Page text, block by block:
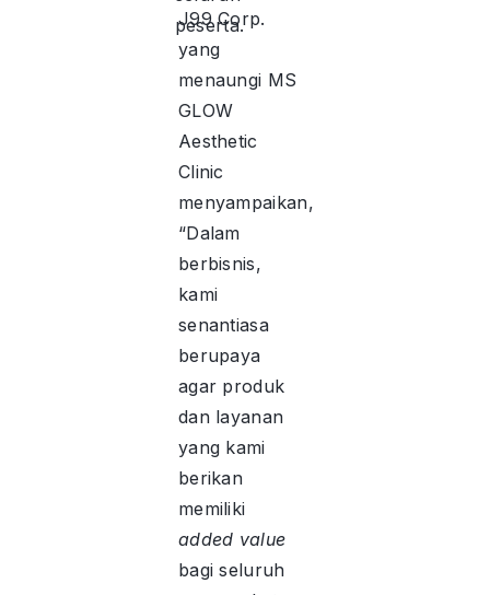
peserta.
J99 Corp.
yang
menaungi MS
GLOW
Aesthetic
Clinic
menyampaikan,
“Dalam
berbisnis,
kami
senantiasa
berupaya
agar produk
dan layanan
yang kami
berikan
memiliki
added value
bagi seluruh